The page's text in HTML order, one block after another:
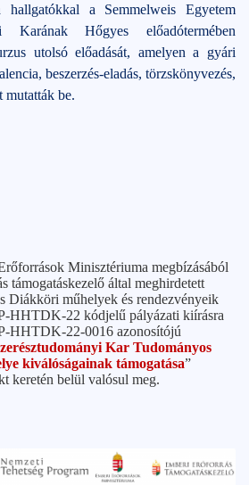
a Semmelweis Egyetem
Karának Hőgyes előadótermében
utolsó előadását, amelyen a gyári
beszerzés-eladás, törzskönyvezés,
mutatták be.
Minisztériuma megbízásából
támogatáskezelő által meghirdetett
Diákköri műhelyek és rendezvényeik
HHTDK-22 kódjelű pályázati kiírásra
HHTDK-22-0016 azonosítójú
Kar Tudományos
kiválóságainak támogatása”
keretén belül valósul meg.